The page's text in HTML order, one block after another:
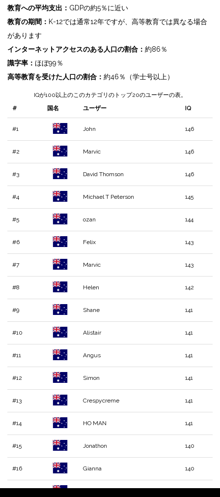
教育への平均支出： GDPの約5％に近い
教育の期間： K-12では通常12年ですが、高等教育では異なる場合
があります
インターネットアクセスのある人口の割合： 約86％
識字率： ほぼ99％
高等教育を受けた人口の割合： 約46％（学士号以上）
IQが100以上のこのカテゴリのトップ20のユーザーの表。
#
国名 ユーザー IQ
#1 John 146
#2 Marvic 146
#3 David Thomson 146
#4 Michael T Peterson 145
#5 ozan 144
#6 Felix 143
#7 Marvic 143
#8 Helen 142
#9 Shane 141
#10 Alistair 141
#11 Angus 141
#12 Simon 141
#13 Crespycreme 141
#14 HO MAN 141
#15 Jonathon 140
#16 Gianna 140